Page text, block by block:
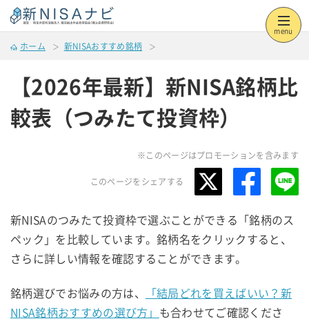
menu
ホーム 新NISAおすすめ銘柄
【2026年最新】新NISA銘柄比
較表（つみたて投資枠）
※このページはプロモーションを含みます
このページをシェアする
新NISAのつみたて投資枠で選ぶことができる「銘柄のス
ペック」を比較しています。銘柄名をクリックすると、
さらに詳しい情報を確認することができます。
銘柄選びでお悩みの方は、
「結局どれを買えばいい？新
NISA銘柄おすすめの選び方」 も合わせてご確認くださ